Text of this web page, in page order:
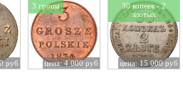
руб
3 гроша
цена: 4 000 руб
30 копеек - 2
злотых
цена: 15 000 руб